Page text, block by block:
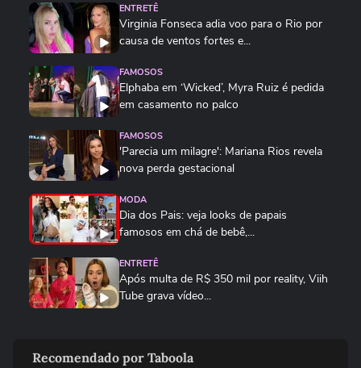
ENTRETÊ
Virginia Fonseca adia voo para o Rio por
causa de ventos fortes e...
FAMOSOS
Elphaba em ‘Wicked’, Myra Ruiz é pedida
em casamento no palco
FAMOSOS
'Parecia um milagre': Mariana Rios revela
nova perda gestacional
MODA
Dia dos Pais: veja looks de papais
famosos em chá de bebê,...
ENTRETÊ
Após multa de R$ 350 mil por reality, Viih
Tube grava vídeo...
após críticas sobre turnê:...
Recomendado por Taboola